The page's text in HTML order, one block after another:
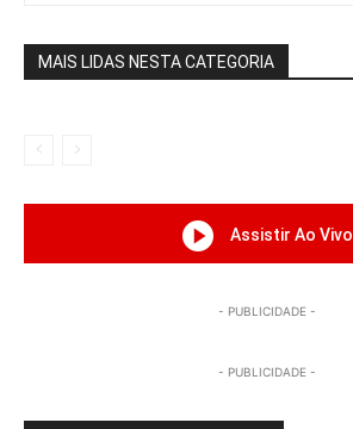
MAIS LIDAS NESTA CATEGORIA
Assistir Ao Vivo
- PUBLICIDADE -
- PUBLICIDADE -